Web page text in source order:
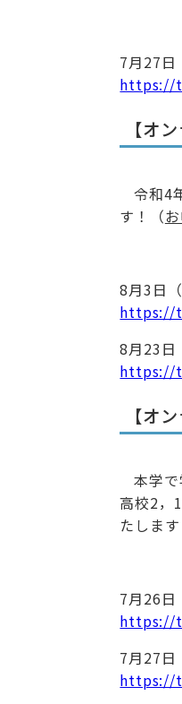
7月27日
https://
【オ
令和4
す！（
8月3日
https://
8月23日
https://
【オ
本学
高校2，
たしま
7月26
https://
7月27
https://